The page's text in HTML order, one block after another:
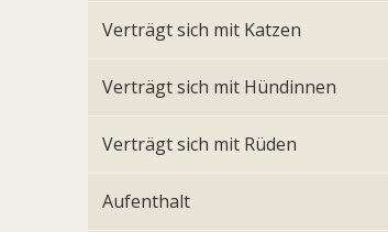
Verträgt sich mit Katzen
Verträgt sich mit Hündinnen
Verträgt sich mit Rüden
Aufenthalt